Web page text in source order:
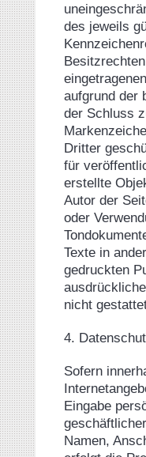
des jeweils
aufgrund der
der Schluss
Dritter
für
erstellte
Autor der
oder
Texte in
gedruckten
nicht
4.
Sofern
Eingabe
Namen,